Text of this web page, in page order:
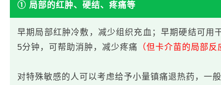
① 局部的红肿、硬结、疼痛等
早期局部红肿冷敷，减少组织充血；早期硬结可用
5分钟，可帮助消肿，减少疼痛
（但卡介苗的局部
对特殊敏感的人可以考虑给予小量镇痛退热药，一